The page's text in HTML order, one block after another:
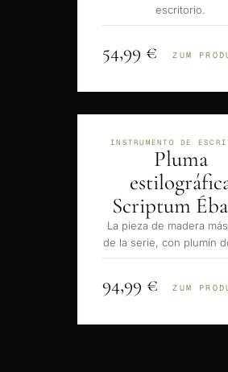
escritorio.
54,99 € ZUM
INSTRUMENTO DE
Pluma
Scriptum
La pieza de madera
de la serie, con plumín
94,99 € ZUM